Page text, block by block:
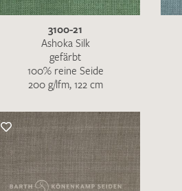
SENDEN
3100-21
Ashoka Silk
gefärbt
100% reine Seide
200 g/lfm, 122 cm